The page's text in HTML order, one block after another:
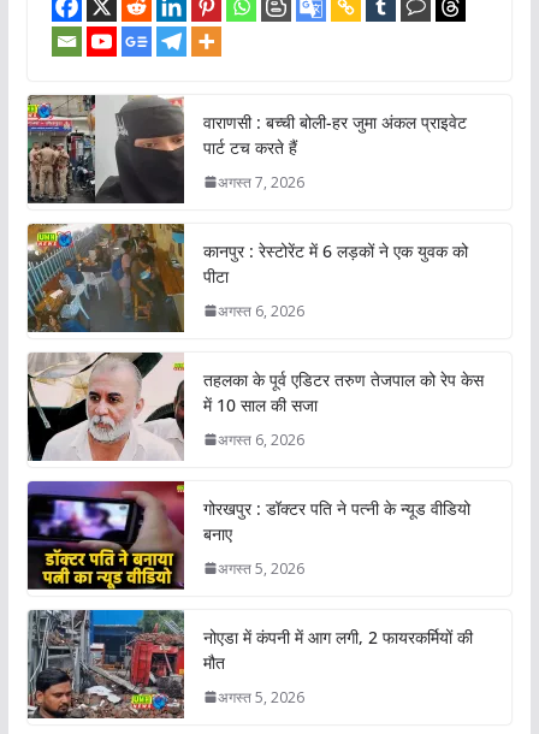
वाराणसी : बच्ची बोली-हर जुमा अंकल प्राइवेट
पार्ट टच करते हैं
अगस्त 7, 2026
कानपुर : रेस्टोरेंट में 6 लड़कों ने एक युवक को
पीटा
अगस्त 6, 2026
तहलका के पूर्व एडिटर तरुण तेजपाल को रेप केस
में 10 साल की सजा
अगस्त 6, 2026
गोरखपुर : डॉक्टर पति ने पत्नी के न्यूड वीडियो
बनाए
अगस्त 5, 2026
नोएडा में कंपनी में आग लगी, 2 फायरकर्मियों की
मौत
अगस्त 5, 2026